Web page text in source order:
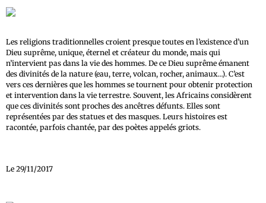
Les religions traditionnelles croient presque toutes en l’existence d’un
Dieu suprême, unique, éternel et créateur du monde, mais qui
n’intervient pas dans la vie des hommes. De ce Dieu suprême émanent
des divinités de la nature (eau, terre, volcan, rocher, animaux…). C’est
vers ces dernières que les hommes se tournent pour obtenir protection
et intervention dans la vie terrestre. Souvent, les Africains considèrent
que ces divinités sont proches des ancêtres défunts. Elles sont
représentées par des statues et des masques. Leurs histoires est
racontée, parfois chantée, par des poètes appelés griots.
Le 29/11/2017